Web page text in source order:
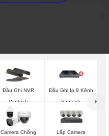
Đầu Ghi NVR
Vantech
Đầu Ghi Ip 8 Kênh
Vantech
Camera Chống
Lắp Camera